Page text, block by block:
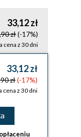
33,12 zł
zł(-17%)
cena z 30 dni
33,12 zł
zł(-17%)
cena z 30 dni